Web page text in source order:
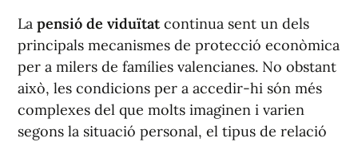
La pensió de viduïtatcontinua sent un dels
principals mecanismes de protecció econòmica
per a milers de famílies valencianes. No obstant
això, les condicions per a accedir-hi són més
complexes del que molts imaginen i varien
segons la situació personal, el tipus de relació